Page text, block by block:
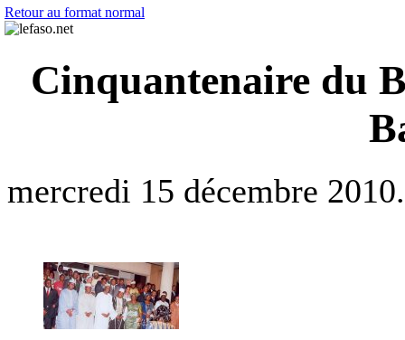
Retour au format normal
Cinquantenaire du
mercredi 15 décembre 2010.